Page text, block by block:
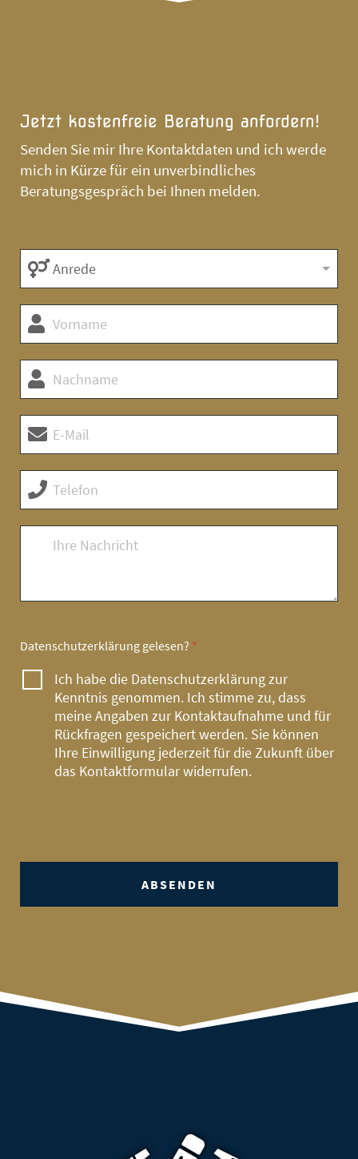
Jetzt kostenfreie Beratung anfordern!
Senden Sie mir Ihre Kontaktdaten und ich werde
mich in Kürze für ein unverbindliches
Beratungsgespräch bei Ihnen melden.
Datenschutzerklärung gelesen? *
Ich habe die Datenschutzerklärungzur
Kenntnis genommen. Ich stimme zu, dass
meine Angaben zur Kontaktaufnahme und für
Rückfragen gespeichert werden. Sie können
Ihre Einwilligung jederzeit für die Zukunft über
das Kontaktformularwiderrufen.
ABSENDEN